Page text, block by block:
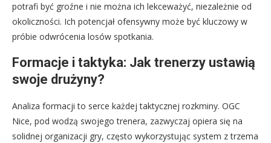
potrafi być groźne i nie można ich lekceważyć, niezależnie od
okoliczności. Ich potencjał ofensywny może być kluczowy w
próbie odwrócenia losów spotkania.
Formacje i taktyka: Jak trenerzy ustawią
swoje drużyny?
Analiza formacji to serce każdej taktycznej rozkminy. OGC
Nice, pod wodzą swojego trenera, zazwyczaj opiera się na
solidnej organizacji gry, często wykorzystując system z trzema